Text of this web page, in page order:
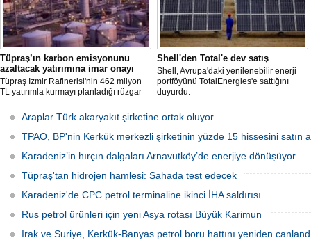
Tüpraş’ın karbon emisyonunu
azaltacak yatırımına imar onayı
Tüpraş İzmir Rafinerisi'nin 462 milyon
TL yatırımla kurmayı planladığı rüzgar
nazım ve uygulama imar planı
değişiklikleri Çevre, Şehircilik ve İklim
Değişikliği Bakanlığı tarafından
Shell'den Total'e dev satış
Shell, Avrupa'daki yenilenebilir enerji
portföyünü TotalEnergies'e sattığını
duyurdu.
Araplar Türk akaryakıt şirketine ortak oluyor
TPAO, BP'nin Kerkük merkezli şirketinin yüzde 15 hissesini satın
Karadeniz’in hırçın dalgaları Arnavutköy’de enerjiye dönüşüyor
Tüpraş'tan hidrojen hamlesi: Sahada test edecek
Karadeniz'de CPC petrol terminaline ikinci İHA saldırısı
Rus petrol ürünleri için yeni Asya rotası Büyük Karimun
Irak ve Suriye, Kerkük-Banyas petrol boru hattını yeniden